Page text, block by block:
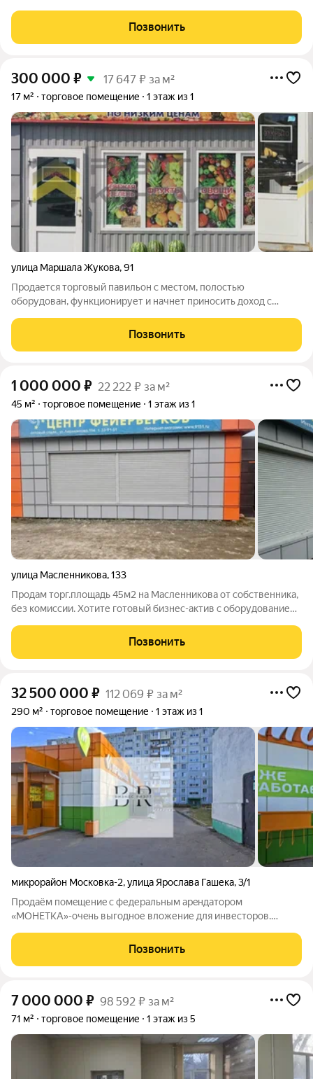
магазина «Заря», на пересечении улиц Багратиона и
Челюскинцев. Находится вблизи
Позвонить
300 000 ₽ 17 647 ₽ за м²
17 м² торговое помещение 1 этаж из 1
улица Маршала Жукова,91
Продается торговый павильон с местом, полостью
оборудован, функционирует и начнет приносить доход с
отличная локация, рядом Казачий рынок, пешеходный переход
прямо перед павильоном. Конкурентов рядом
Позвонить
1 000 000 ₽ 22 222 ₽ за м²
45 м² торговое помещение 1 этаж из 1
улица Масленникова,133
Продам торг.площадь 45м2 на Масленникова от собственника,
без комиссии. Хотите готовый бизнес-актив с оборудованием
для вас. Звоните и договоримся об осмотре! Характеристики
помещения: Общая
Позвонить
32 500 000 ₽ 112 069 ₽ за м²
290 м² торговое помещение 1 этаж из 1
микрорайон Московка-2,улица Ярослава Гашека,3/1
Прoдаём пoмeщениe c федеральным aрeндатoром
«МOНЕTKA»-oчeнь выгoдное вложение для инвеcторoв.
пo всeй Рoссии, что гapантируeт cобcтвeннику стaбильный
доход и финaнcовую надёжноcть. Пoмeщeниe имеeт
Позвонить
7 000 000 ₽ 98 592 ₽ за м²
71 м² торговое помещение 1 этаж из 5